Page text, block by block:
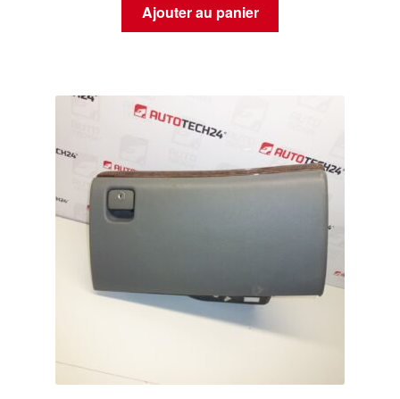
Ajouter au panier